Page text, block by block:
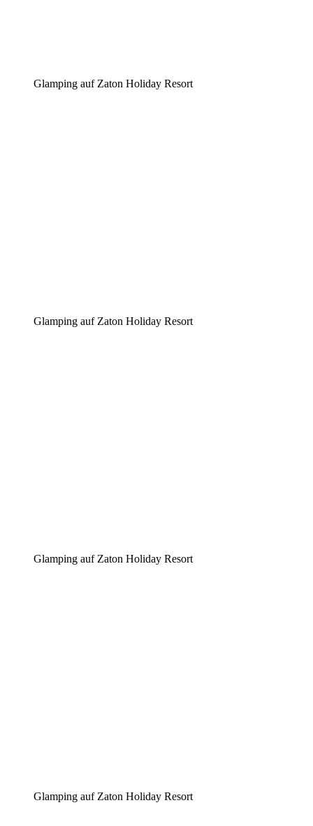
Glamping auf Zaton Holiday Resort
Glamping auf Zaton Holiday Resort
Glamping auf Zaton Holiday Resort
Glamping auf Zaton Holiday Resort